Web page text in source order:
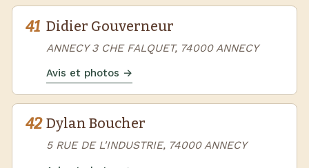
41 Didier Gouverneur
ANNECY 3 CHE FALQUET, 74000 ANNECY
Avis et photos →
42 Dylan Boucher
5 RUE DE L'INDUSTRIE, 74000 ANNECY